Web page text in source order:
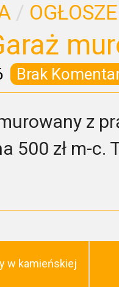
/
Brak
z
500 zł m-c.
w kamieńskiej